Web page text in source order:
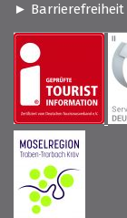
Barrierefreiheit